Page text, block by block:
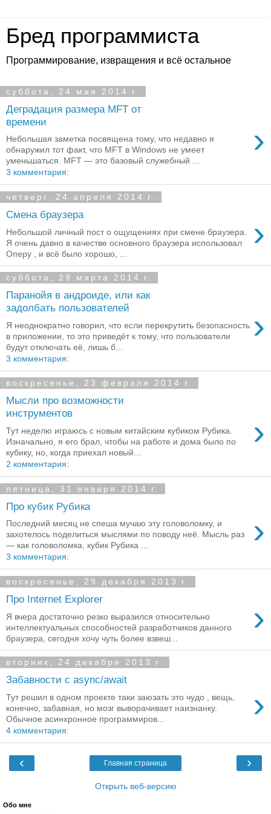
Бред программиста
Программирование, извращения и всё остальное
суббота, 24 мая 2014 г.
Деградация размера MFT от
времени
›
Небольшая заметка посвящена тому, что недавно я
обнаружил тот факт, что MFT в Windows не умеет
уменьшаться. MFT — это базовый служебный ...
3 комментария:
четверг, 24 апреля 2014 г.
Смена браузера ›
Небольшой личный пост о ощущениях при смене браузера.
Я очень давно в качестве основного браузера использовал
Оперу , и всё было хорошо, ...
суббота, 29 марта 2014 г.
Паранойя в андроиде, или как
задолбать пользователей
›
Я неоднократно говорил, что если перекрутить безопасность
в приложении, то это приведёт к тому, что пользователи
будут отключать её, лишь б...
3 комментария:
воскресенье, 23 февраля 2014 г.
Мысли про возможности
инструментов
›
Тут неделю играюсь с новым китайским кубиком Рубика.
Изначально, я его брал, чтобы на работе и дома было по
кубику, но, когда приехал новый...
2 комментария:
пятница, 31 января 2014 г.
Про кубик Рубика
›
Последний месяц не спеша мучаю эту головоломку, и
захотелось поделиться мыслями по поводу неё. Мысль раз
— как головоломка, кубик Рубика ...
3 комментария:
воскресенье, 29 декабря 2013 г.
Про Internet Explorer ›
Я вчера достаточно резко выразился относительно
интеллектуальных способностей разработчиков данного
браузера, сегодня хочу чуть более взвеш...
вторник, 24 декабря 2013 г.
Забавности с async/await
›
Тут решил в одном проекте таки заюзать это чудо , вещь,
конечно, забавная, но мозг выворачивает наизнанку.
Обычное асинхронное программиров...
4 комментария:
‹ ›
Главная страница
Открыть веб-версию
Обо мне